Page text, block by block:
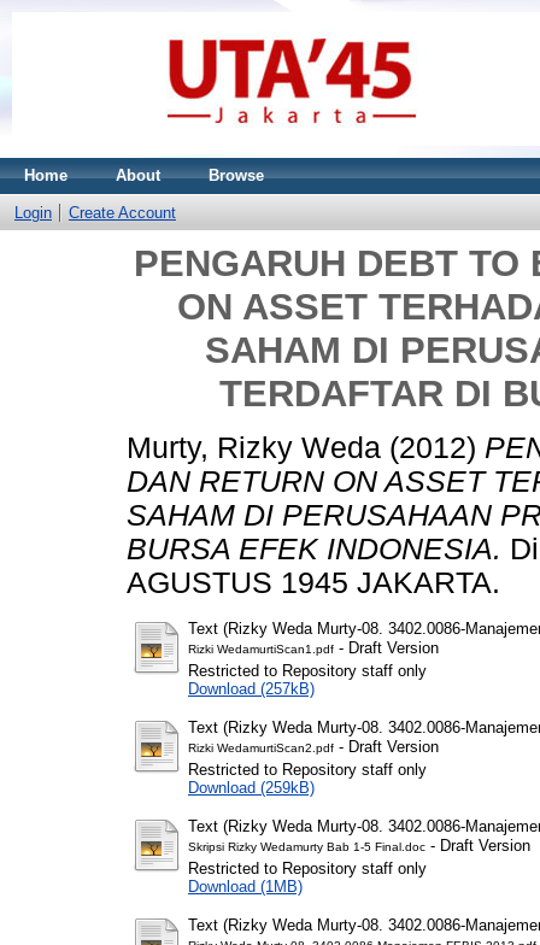
Home About Browse
Login Create Account
PENGARUH DEBT TO
ON ASSET
SAHAM DI
TERDAFTAR DI
Murty, Rizky Weda (2012)
DAN RETURN ON ASSET
SAHAM DI PERUSAHAAN
BURSA EFEK INDONESIA.
AGUSTUS 1945 JAKARTA.
Text (Rizky Weda Murty-08. 3402.0086-
Rizki WedamurtiScan1.pdf - Draft Version
Restricted to Repository staff only
Download (257kB)
Text (Rizky Weda Murty-08. 3402.0086-
Rizki WedamurtiScan2.pdf - Draft Version
Restricted to Repository staff only
Download (259kB)
Text (Rizky Weda Murty-08. 3402.0086-
Skripsi Rizky Wedamurty Bab 1-5 Final.doc - Draft Version
Restricted to Repository staff only
Download (1MB)
Text (Rizky Weda Murty-08. 3402.0086-